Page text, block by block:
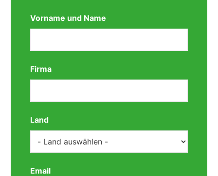
Vorname und Name
Firma
Land
Email